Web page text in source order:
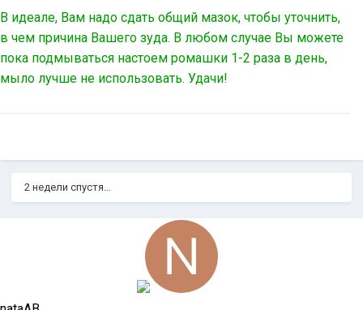
В идеале, Вам надо сдать общий мазок, чтобы уточнить,
в чем причина Вашего зуда. В любом случае Вы можете
пока подмываться настоем ромашки 1-2 раза в день,
мыло лучше не использовать. Удачи!
2 недели спустя...